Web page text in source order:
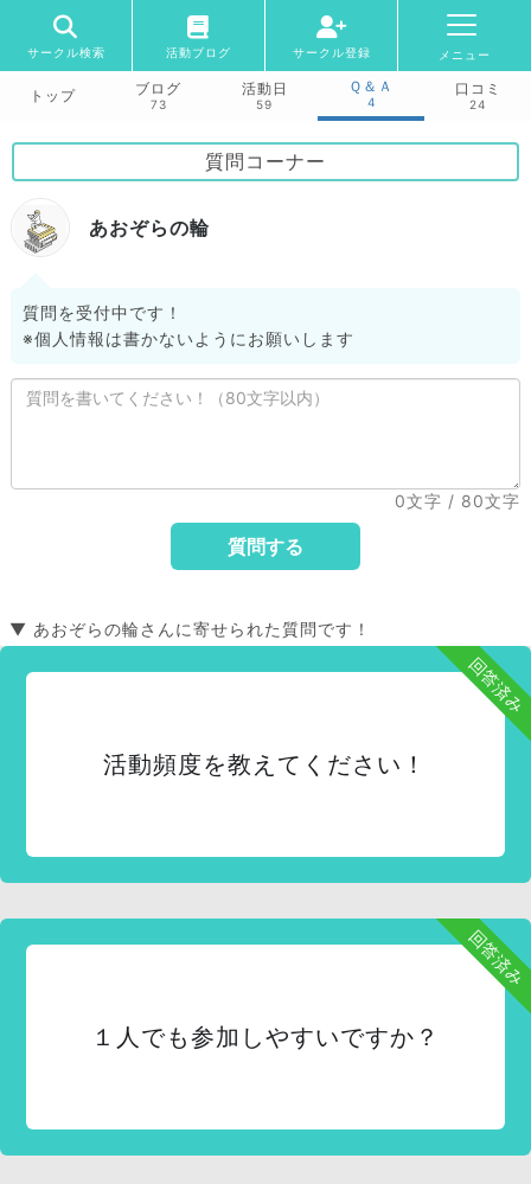
サークル検索 活動ブログ サークル登録 メニュー
トップ ブログ
73
活動日
59
Ｑ＆Ａ
4
口コミ
24
質問コーナー
あおぞらの輪
質問を受付中です！
※個人情報は書かないようにお願いします
0文字 / 80文字
▼ あおぞらの輪さんに寄せられた質問です！
回答済み
活動頻度を教えてください！
回答済み
１人でも参加しやすいですか？